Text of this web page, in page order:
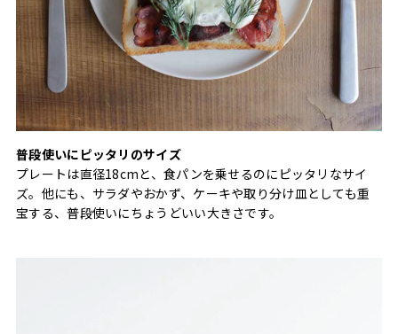
普段使いにピッタリのサイズ
プレートは直径18cmと、食パンを乗せるのにピッタリなサイ
ズ。他にも、サラダやおかず、ケーキや取り分け皿としても重
宝する、普段使いにちょうどいい大きさです。